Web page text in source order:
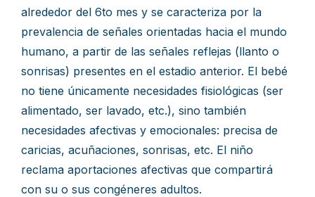
alrededor del 6to mes y se caracteriza por la
prevalencia de señales orientadas hacia el mundo
humano, a partir de las señales reflejas (llanto o
sonrisas) presentes en el estadio anterior. El bebé
no tiene únicamente necesidades fisiológicas (ser
alimentado, ser lavado, etc.), sino también
necesidades afectivas y emocionales: precisa de
caricias, acuñaciones, sonrisas, etc. El niño
reclama aportaciones afectivas que compartirá
con su o sus congéneres adultos.